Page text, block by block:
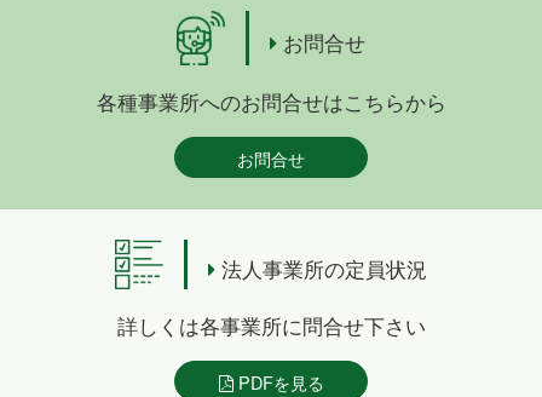
お問合せ
各種事業所へのお問合せはこちらから
お問合せ
法人事業所の定員状況
詳しくは各事業所に問合せ下さい
PDFを見る